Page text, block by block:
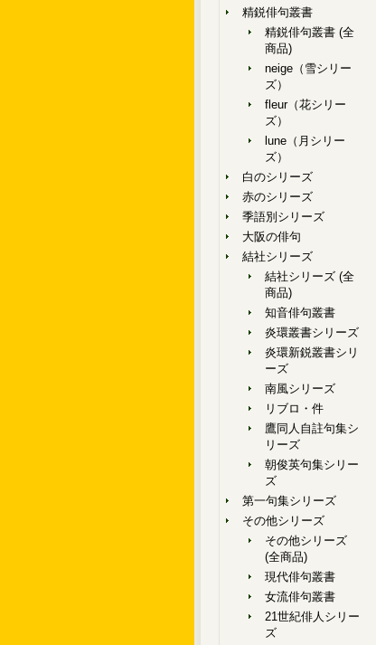
精鋭俳句叢書
精鋭俳句叢書 (全
商品)
neige（雪シリー
ズ）
fleur（花シリー
ズ）
lune（月シリー
ズ）
白のシリーズ
赤のシリーズ
季語別シリーズ
大阪の俳句
結社シリーズ
結社シリーズ (全
商品)
知音俳句叢書
炎環叢書シリーズ
炎環新鋭叢書シリ
ーズ
南風シリーズ
リブロ・件
鷹同人自註句集シ
リーズ
朝俊英句集シリー
ズ
第一句集シリーズ
その他シリーズ
その他シリーズ
(全商品)
現代俳句叢書
女流俳句叢書
21世紀俳人シリー
ズ